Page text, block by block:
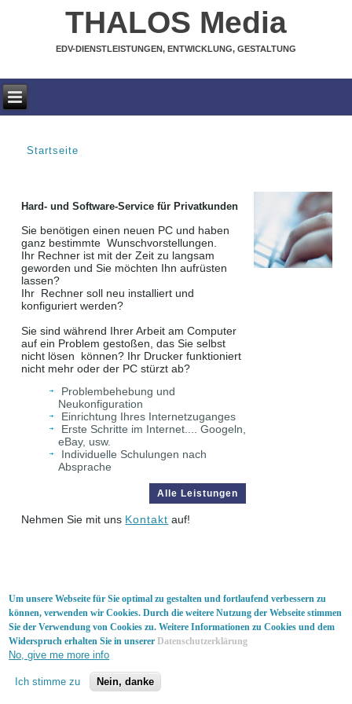
Um unsere Webseite für Sie optimal zu gestalten und fortlaufend verbessern zu
können, verwenden wir Cookies. Durch die weitere Nutzung der Webseite stimmen
Sie der Verwendung von Cookies zu. Weitere Informationen zu Cookies und dem
Widerspruch erhalten Sie in unsererDatenschutzerklärung
No, give me more info
Ich stimme zu Nein, danke
THALOS Media
EDV-DIENSTLEISTUNGEN, ENTWICKLUNG, GESTALTUNG
Startseite
Hard- und Software-Service für Privatkunden
Sie benötigen einen neuen PC und haben
ganz bestimmte Wunschvorstellungen.
Ihr Rechner ist mit der Zeit zu langsam
geworden und Sie möchten Ihn aufrüsten
lassen?
Ihr Rechner soll neu installiert und
konfiguriert werden?
Sie sind während Ihrer Arbeit am Computer
auf ein Problem gestoßen, das Sie selbst
nicht lösen können? Ihr Drucker funktioniert
nicht mehr oder der PC stürzt ab?
Problembehebung und
Neukonfiguration
Einrichtung Ihres Internetzuganges
Erste Schritte im Internet.... Googeln,
eBay, usw.
Individuelle Schulungen nach
Absprache
Alle Leistungen
Nehmen Sie mit uns Kontakt auf!
AGB|Impressum|Datenschutz
© THALOS Media 2024 - Alle Rechte vorbehalten
Designed by THALOS .